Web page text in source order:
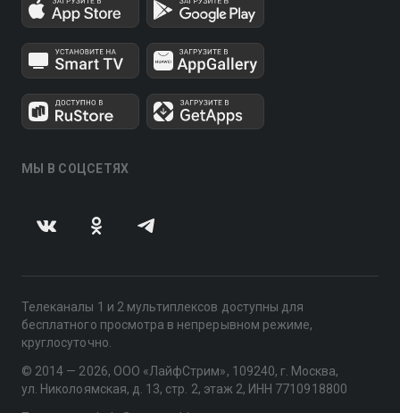
МЫ В СОЦСЕТЯХ
Телеканалы 1 и 2 мультиплексов доступны для
бесплатного просмотра в непрерывном режиме,
круглосуточно.
© 2014 — 2026, ООО «ЛайфСтрим», 109240, г. Москва,
ул. Николоямская, д. 13, стр. 2, этаж 2, ИНН 7710918800